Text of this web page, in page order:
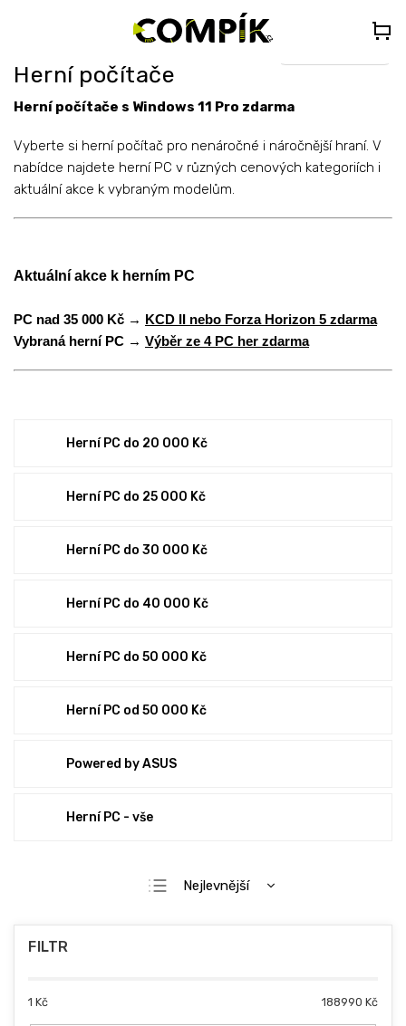
– Vyberte si Kingdom Come:
Deliverance II nebo Forza Horizon 5 (do poznámky uveďte „KCDII“
nebo „FORZA5“)
Herní počítače
Herní počítače s Windows 11 Pro zdarma
Vyberte si herní počítač pro nenáročné i náročnější hraní. V
nabídce najdete herní PC v různých cenových kategoriích i
aktuální akce k vybraným modelům.
Aktuální akce k herním PC
PC nad 35 000 Kč → KCD II nebo Forza Horizon 5 zdarma
Vybraná herní PC → Výběr ze 4 PC her zdarma
Herní PC do 20 000 Kč
Herní PC do 25 000 Kč
Herní PC do 30 000 Kč
Herní PC do 40 000 Kč
Herní PC do 50 000 Kč
Herní PC od 50 000 Kč
Powered by ASUS
Herní PC - vše
Ř
a
Nejlevnější
1 Kč 188990 Kč